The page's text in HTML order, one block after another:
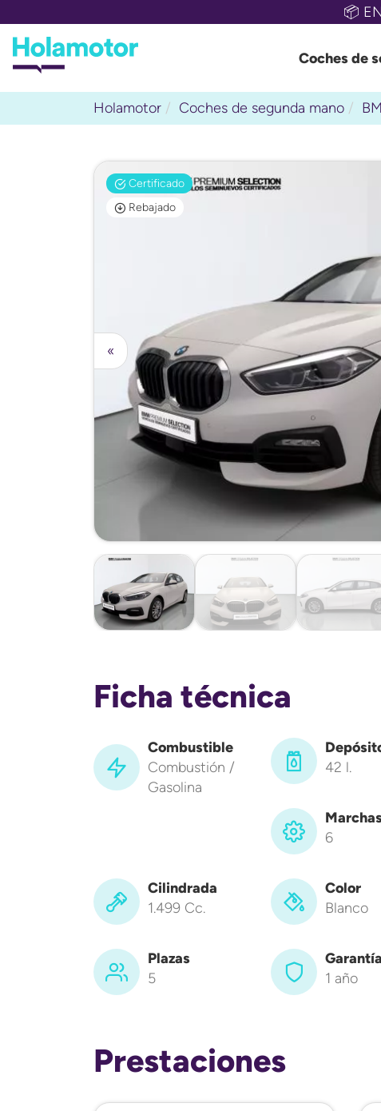
📦
Coches de
Holamotor Coches de segunda mano
Certificado
Rebajado
«
Ficha técnica
Combustible
Combustión /
Gasolina
42 l.
6
Cilindrada
1.499 Cc.
Color
Blanco
Plazas
5
Garantía
1 año
Prestaciones